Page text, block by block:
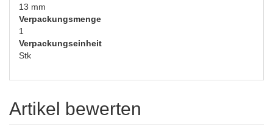
13 mm
Verpackungsmenge
1
Verpackungseinheit
Stk
Artikel bewerten